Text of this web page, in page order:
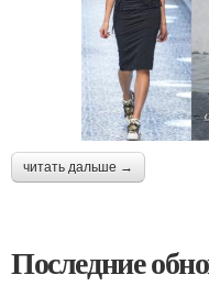
читать дальше →
Последние